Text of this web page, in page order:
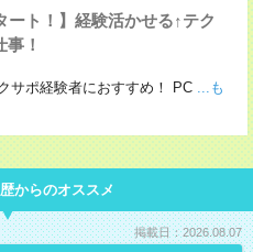
ート！】経験活かせる↑テク
！
サポ経験者におすすめ！ PC ...も
からのオススメ
掲載日：2026.08.07